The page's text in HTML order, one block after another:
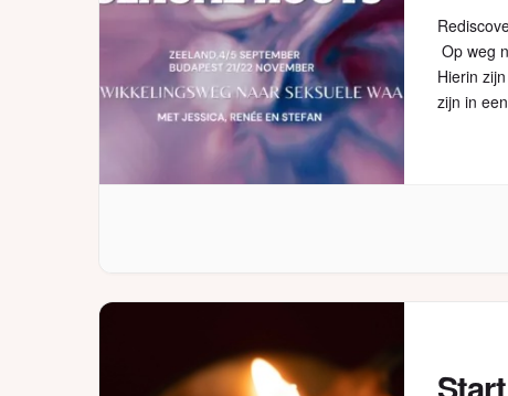
Op weg
Hierin
zijn in